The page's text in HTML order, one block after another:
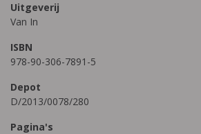
Uitgeverij
Van In
ISBN
978-90-306-7891-5
Depot
D/2013/0078/280
Pagina's